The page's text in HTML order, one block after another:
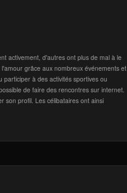
activement, d'autres ont plus de mal à le
grâce aux nombreux événements et
à des activités sportives ou
de faire des rencontres sur internet.
son profil. Les célibataires ont ainsi